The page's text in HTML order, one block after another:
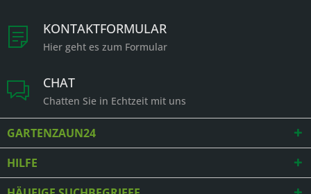
KONTAKTFORMULAR
Hier geht es zum Formular
CHAT
Chatten Sie in Echtzeit mit uns
GARTENZAUN24
HILFE